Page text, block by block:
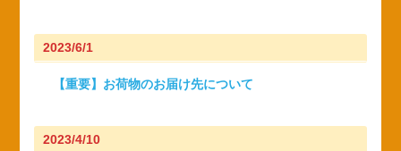
2023/6/1
【重要】お荷物のお届け先について
2023/4/10